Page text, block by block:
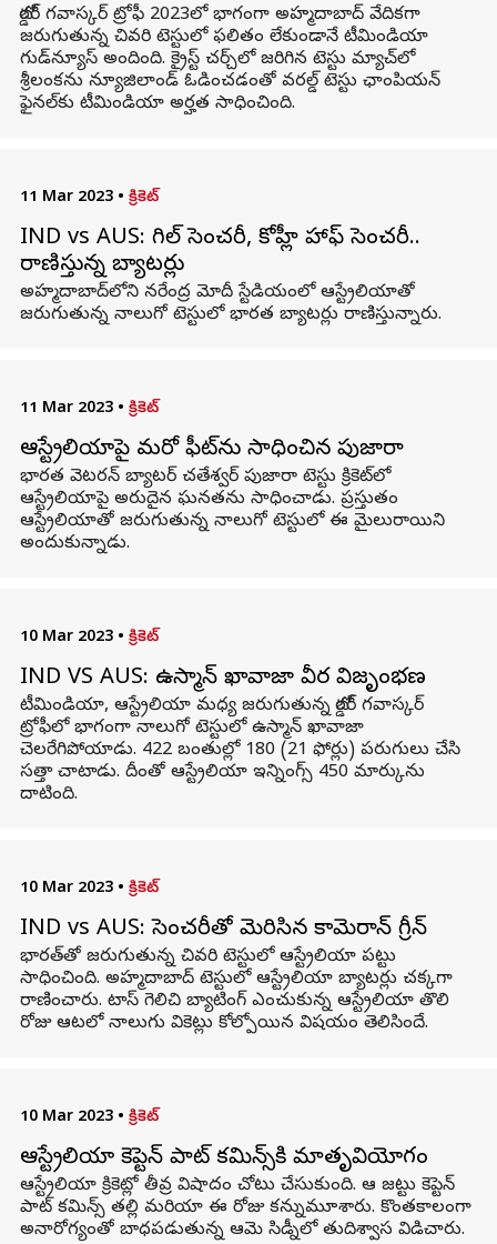
బోర్డర్ గవాస్కర్ ట్రోఫీ 2023లో భాగంగా అహ్మదాబాద్ వేదికగా
జరుగుతున్న చివరి టెస్టులో ఫలితం లేకుండానే టీమిండియా
గుడ్‌న్యూస్ అందింది. క్రైస్ట్ చర్చ్‌లో జరిగిన టెస్టు మ్యాచ్‌లో
శ్రీలంకను న్యూజిలాండ్ ఓడించడంతో వరల్డ్ టెస్టు ఛాంపియన్
ఫైనల్‌కు టీమిండియా అర్హత సాధించింది.
11 Mar 2023 • క్రికెట్
IND vs AUS: గిల్ సెంచరీ, కోహ్లీ హాఫ్ సెంచరీ..
రాణిస్తున్న బ్యాటర్లు
అహ్మదాబాద్‌లోని నరేంద్ర మోదీ స్టేడియంలో ఆస్ట్రేలియాతో
జరుగుతున్న నాలుగో టెస్టులో భారత బ్యాటర్లు రాణిస్తున్నారు.
11 Mar 2023 • క్రికెట్
ఆస్ట్రేలియాపై మరో ఫీట్‌ను సాధించిన పుజారా
భారత వెటరన్ బ్యాటర్ చతేశ్వర్ పుజారా టెస్టు క్రికెట్‌లో
ఆస్ట్రేలియాపై అరుదైన ఘనతను సాధించాడు. ప్రస్తుతం
ఆస్ట్రేలియాతో జరుగుతున్న నాలుగో టెస్టులో ఈ మైలురాయిని
అందుకున్నాడు.
10 Mar 2023 • క్రికెట్
IND VS AUS: ఉస్మాన్ ఖావాజా వీర విజృంభణ
టీమిండియా, ఆస్ట్రేలియా మధ్య జరుగుతున్న బోర్డర్ గవాస్కర్
ట్రోఫీలో భాగంగా నాలుగో టెస్టులో ఉస్మాన్ ఖావాజా
చెలరేగిపోయాడు. 422 బంతుల్లో 180 (21 ఫోర్లు) పరుగులు చేసి
సత్తా చాటాడు. దీంతో ఆస్ట్రేలియా ఇన్నింగ్స్ 450 మార్కును
దాటింది.
10 Mar 2023 • క్రికెట్
IND vs AUS: సెంచరీతో మెరిసిన కామెరాన్ గ్రీన్
భారత్‌తో జరుగుతున్న చివరి టెస్టులో ఆస్ట్రేలియా పట్టు
సాధించింది. అహ్మదాబాద్ టెస్టులో ఆస్ట్రేలియా బ్యాటర్లు చక్కగా
రాణించారు. టాస్ గెలిచి బ్యాటింగ్ ఎంచుకున్న ఆస్ట్రేలియా తొలి
రోజు ఆటలో నాలుగు వికెట్లు కోల్పోయిన విషయం తెలిసిందే.
10 Mar 2023 • క్రికెట్
ఆస్ట్రేలియా కెప్టెన్ పాట్ కమిన్స్‌కి మాతృవియోగం
ఆస్ట్రేలియా క్రికెట్లో తీవ్ర విషాదం చోటు చేసుకుంది. ఆ జట్టు కెప్టెన్
పాట్ కమిన్స్ తల్లి మరియా ఈ రోజు కన్నుమూశారు. కొంతకాలంగా
అనారోగ్యంతో బాధపడుతున్న ఆమె సిడ్నీలో తుదిశ్వాస విడిచారు.